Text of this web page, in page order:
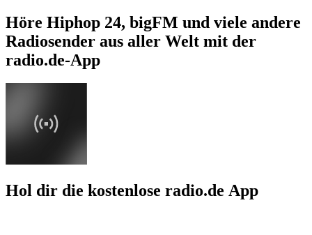
Höre Hiphop 24, bigFM und viele andere
Radiosender aus aller Welt mit der
radio.de-App
Hol dir die kostenlose radio.de App